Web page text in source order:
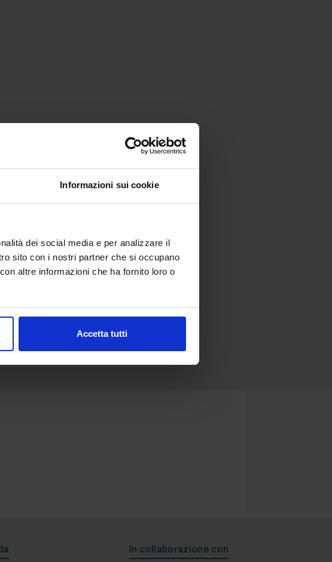
Informazioni sui cookie
dei social media e per analizzare il
sito con i nostri partner che si occupano
altre informazioni che ha fornito loro o
Accetta tutti
In collaborazione con